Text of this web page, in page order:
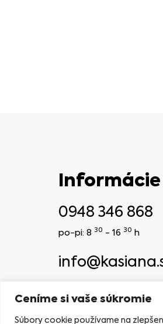
Ceníme si vaše súkromie
Súbory cookie používame na
Informácie
0948 346 868
po-pi: 8 30 - 16 30 h
NAVRHLA AGENTÚRA